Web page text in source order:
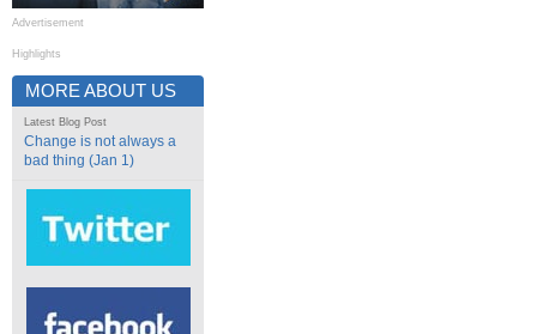
Advertisement
Highlights
MORE ABOUT US
Latest Blog Post
Change is not always a
bad thing (Jan 1)